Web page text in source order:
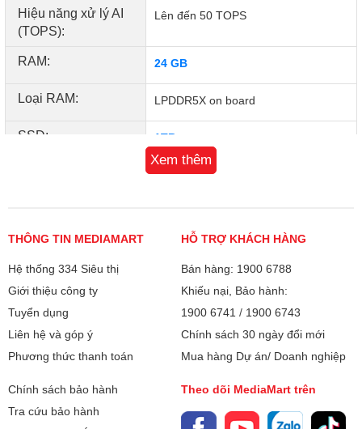
AMD Ryzen AI 7 350 cho hiệu suất mạnh mẽ và tốc độ
đáng kinh ngạc. Công nghệ Ryzen AI tích hợp có khả năng
xử lý tới 50 TOPS, giúp tối ưu hiệu suất cho các ứng dụng
AI hiện đại. Dung lượng pin 78Wh cho phép bạn làm việc
cả ngày mà không cần bận tâm về việc sạc pin.
Ngoài ra, Zenbook S16 OLED UM5606KA-RK113WS cũng
sở hữu cấu hình nổi bật với 24GB RAM và ổ cứng SSD
PCIe 4.0 1TB, đáp ứng tốt nhu cầu sử dụng đa dạng của
Copilot + PC: Nâng tâm trải nghiệm AI của bạn
Hiệu năng xử lý AI
(TOPS):
Lên đến 50 TOPS
RAM: 24 GB
Loại RAM: LPDDR5X on board
SSD: 1TB
16.0 inch
Glossy display
100% DCI-P3
120Hz
PANTONE Validated
TÜV Rheinland-certified
16:10
Xem thêm
THÔNG TIN MEDIAMART
Hệ thống 334 Siêu thị
Giới thiệu công ty
Tuyển dụng
Liên hệ và góp ý
Phương thức thanh toán
HỖ TRỢ KHÁCH HÀNG
Bán hàng: 1900 6788
Khiếu nại, Bảo hành:
1900 6741 / 1900 6743
Chính sách 30 ngày đổi mới
Mua hàng Dự án/ Doanh nghiệp
Chính sách bảo hành
Tra cứu bảo hành
Theo dõi MediaMart trên